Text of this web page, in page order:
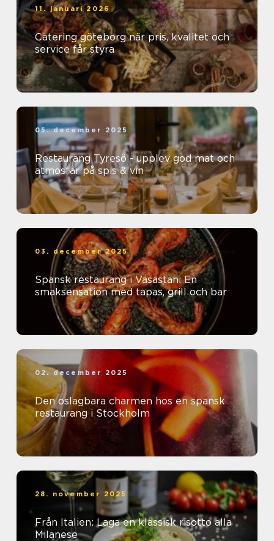
11. januari 2026
Catering göteborg när pris, kvalitet och
service får styra
05. december 2025
Restaurang Tyresö - upplev god mat och
atmosfär på spis & vin
03. december 2025
Spansk restaurang i Vasastan: En
smaksensation med tapas, grill och bar
02. december 2025
Den oslagbara charmen hos en spansk
restaurang i Stockholm
28. november 2025
Från Italien: Laga en klassisk risotto alla
Milanese